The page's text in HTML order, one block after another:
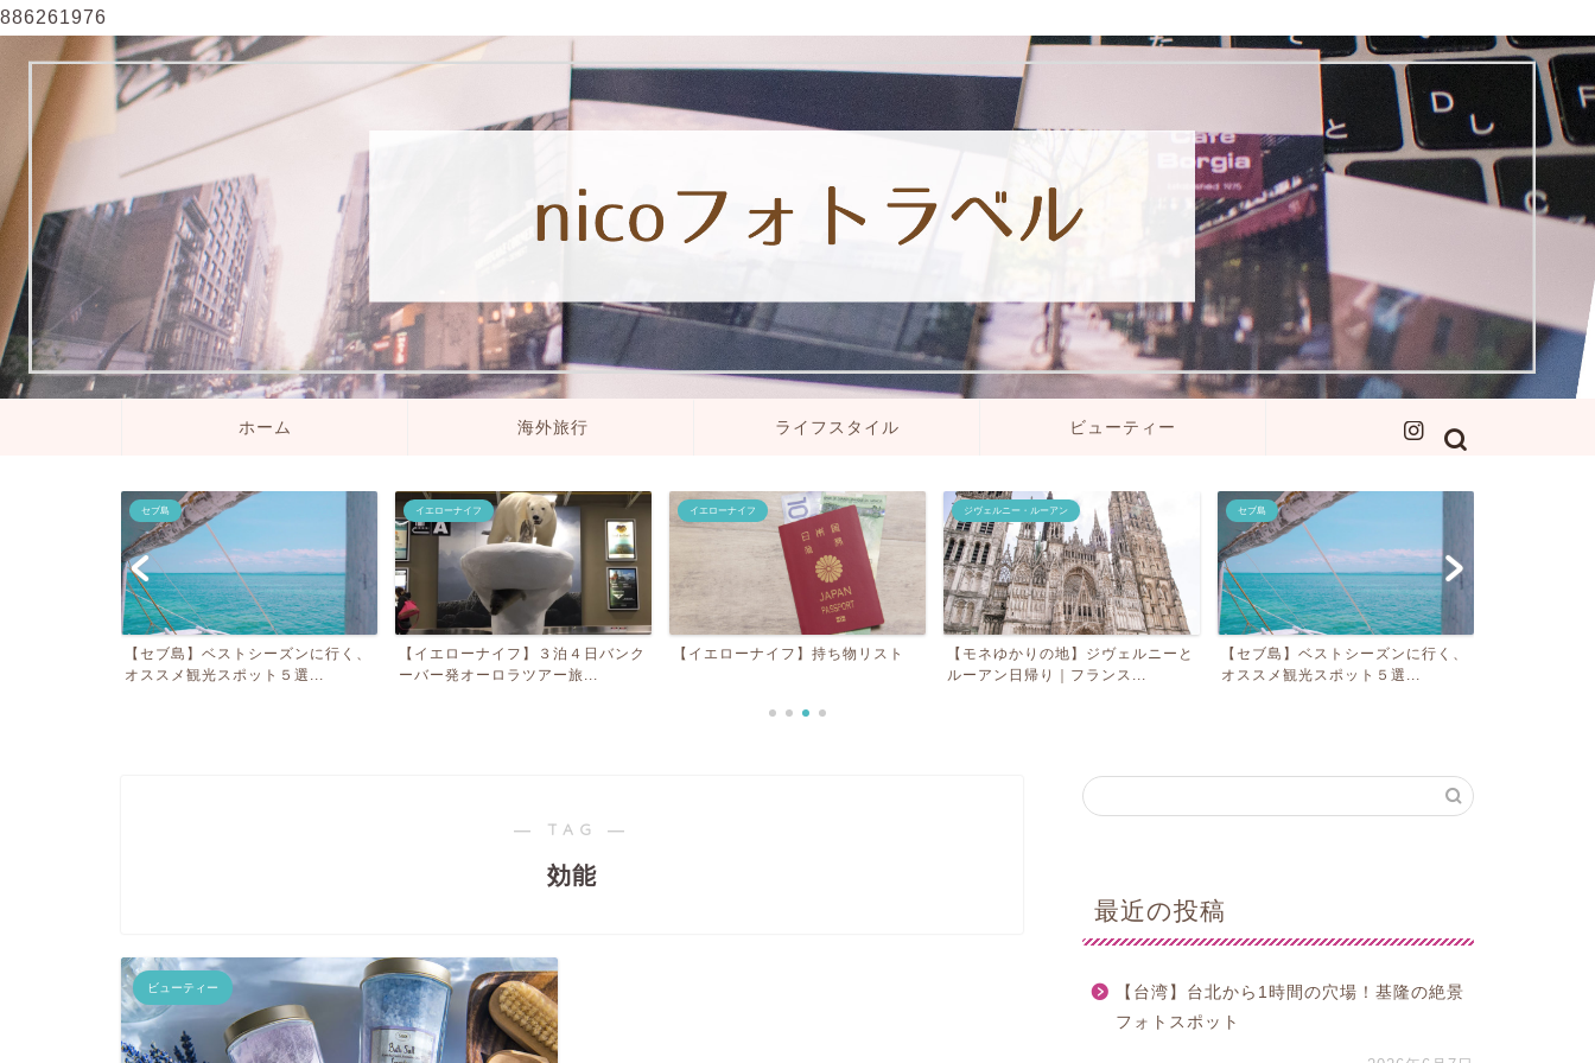
886261976
ホーム 海外旅行 ライフスタイル ビューティー
セブ島
【セブ島】ベストシーズンに行く、
オススメ観光スポット５選...
イエローナイフ
【イエローナイフ】３泊４日バンク
ーバー発オーロラツアー旅...
イエローナイフ
【イエローナイフ】持ち物リスト
ジヴェルニー・ルーアン
【モネゆかりの地】ジヴェルニーと
ルーアン日帰り｜フランス...
セブ島
【セブ島】ベストシーズンに行く、
オススメ観光スポット５選...
― TAG ―
効能
ビューティー
最近の投稿
【台湾】台北から1時間の穴場！基隆の絶景
フォトスポット